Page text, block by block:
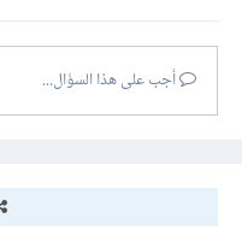
أجب على هذا السؤال...